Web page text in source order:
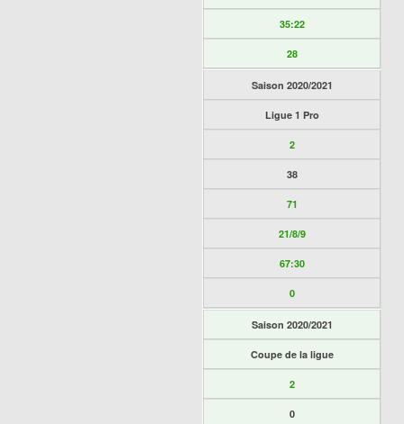
35:22
28
Saison 2020/2021
Ligue 1 Pro
2
38
71
21/8/9
67:30
0
Saison 2020/2021
Coupe de la ligue
2
0